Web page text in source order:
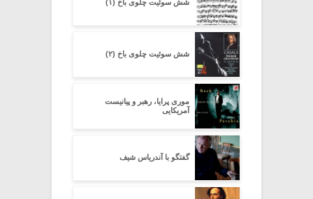
شش سوئیت چلوی باخ (۱)
شش سوئیت چلوی باخ (۲)
موری پرایا، رهبر و پیانیست
آمریکایی
گفتگو با آندریاس شیف